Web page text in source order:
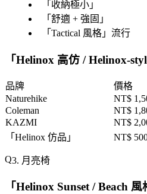
「 收納極小 」
「 舒適 + 強固 」
「 Tactical 風格 」流行
「Helinox 高仿 / Helinox-
品牌
價格
Naturehike
NT$
Coleman
NT$
KAZMI
NT$
「 Helinox 仿品 」 NT$
3. 月亮椅
「Helinox Sunset / Beach 風